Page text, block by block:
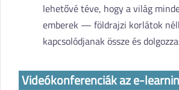
lehetővé téve, hogy a világ
emberek — földrajzi korlátok
kapcsolódjanak össze és
Videókonferenciák az e-